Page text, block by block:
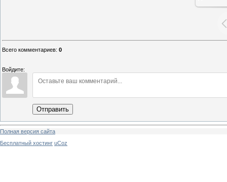
Всего комментариев: 0
Войдите:
Отправить
Полная версия сайта
Бесплатный хостинг uCoz